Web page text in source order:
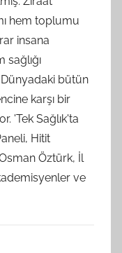
hem toplumu
insana
Dünyadaki bütün
karşı bir
'Tek Sağlık'ta
Hitit
Öztürk, İl
ve